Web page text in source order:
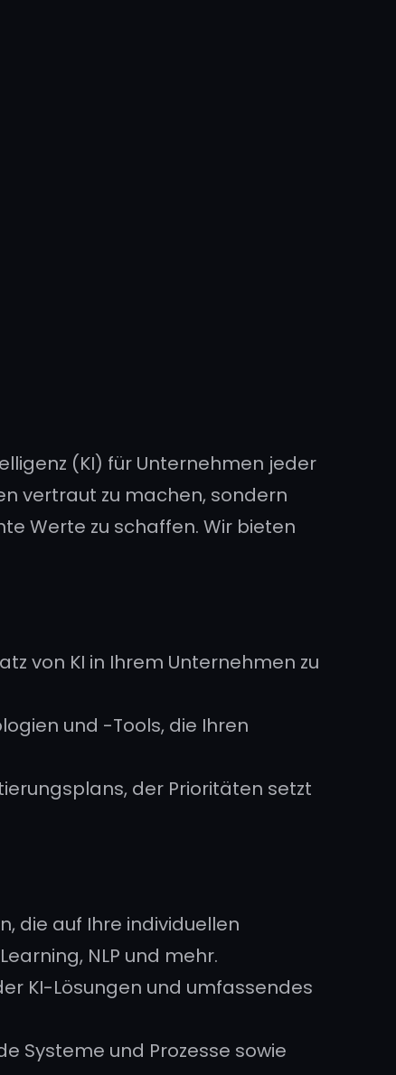
(KI) für Unternehmen jeder
vertraut zu machen, sondern
Werte zu schaffen. Wir bieten
von KI in Ihrem Unternehmen zu
und -Tools, die Ihren
der Prioritäten setzt
die auf Ihre individuellen
NLP und mehr.
KI-Lösungen und umfassendes
Systeme und Prozesse sowie